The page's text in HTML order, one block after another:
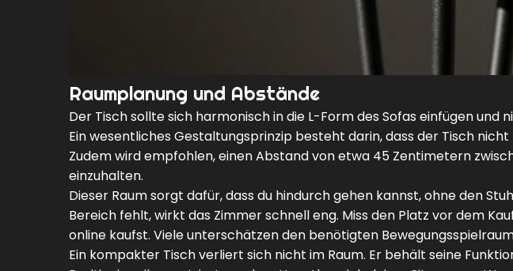
Raumplanung und Abstände
Der Tisch sollte sich harmonisch in die L-Form des Sofas einfügen und
Ein wesentliches Gestaltungsprinzip besteht darin, dass der Tisch
Zudem wird empfohlen, einen Abstand von etwa 45 Zentimetern
einzuhalten.
Dieser Raum sorgt dafür, dass du hindurch gehen kannst, ohne den
Bereich fehlt, wirkt das Zimmer schnell eng. Miss den Platz vor dem
online kaufst. Viele unterschätzen den benötigten
Ein kompakter Tisch verliert sich nicht im Raum. Er behält seine